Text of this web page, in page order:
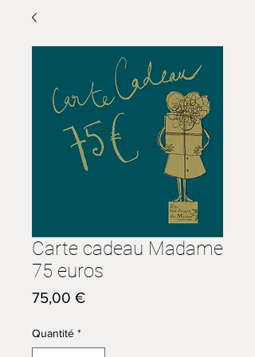
Carte cadeau Madame
75 euros
75,00 €Prix
Quantité *